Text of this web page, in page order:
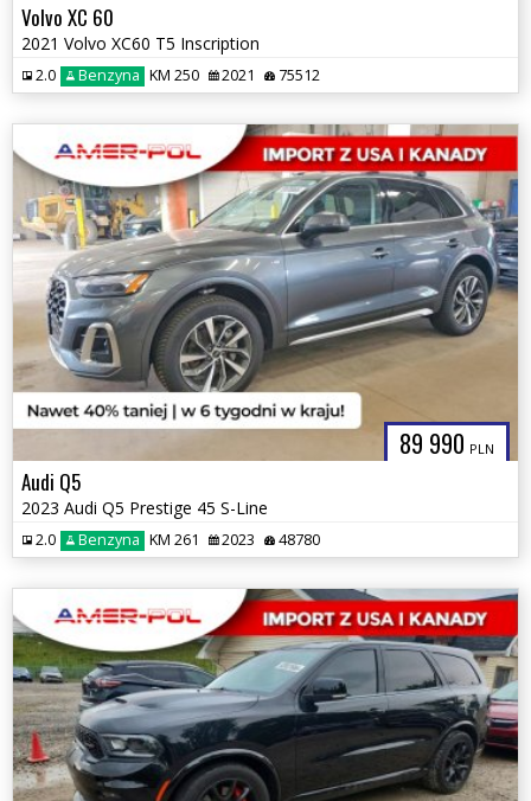
Volvo XC 60
2021 Volvo XC60 T5 Inscription
2.0 Benzyna KM 250 2021 75512
89 990 PLN
Audi Q5
2023 Audi Q5 Prestige 45 S-Line
2.0 Benzyna KM 261 2023 48780